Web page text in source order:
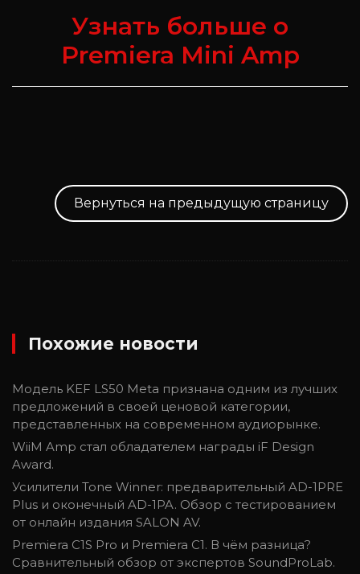
Узнать больше о
Premiera Mini Amp
Вернуться на предыдущую страницу
Похожие новости
Модель KEF LS50 Meta признана одним из лучших
предложений в своей ценовой категории,
представленных на современном аудиорынке.
WiiM Amp стал обладателем награды iF Design
Award.
Усилители Tone Winner: предварительный AD-1PRE
Plus и оконечный AD-1PA. Обзор с тестированием
от онлайн издания SALON AV.
Premiera C1S Pro и Premiera C1. В чём разница?
Сравнительный обзор от экспертов SoundProLab.